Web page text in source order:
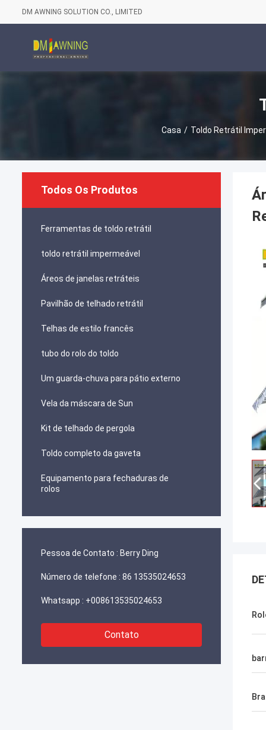
DM AWNING SOLUTION CO., LIMITED
Casa / Toldo Retrátil
Todos Os Produtos
Ferramentas de toldo retrátil
toldo retrátil impermeável
Áreos de janelas retráteis
Pavilhão de telhado retrátil
Telhas de estilo francês
tubo do rolo do toldo
Um guarda-chuva para pátio externo
Vela da máscara de Sun
Kit de telhado de pergola
Toldo completo da gaveta
Equipamento para fechaduras de
rolos
Pessoa de Contato : Berry Ding
Número de telefone : 86 13535024653
Whatsapp : +008613535024653
Contato